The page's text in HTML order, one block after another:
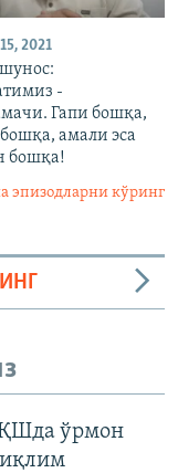
2021
-
Гапи бошқа,
амали эса
бошқа!
эпизодларни кўринг
ўрмон